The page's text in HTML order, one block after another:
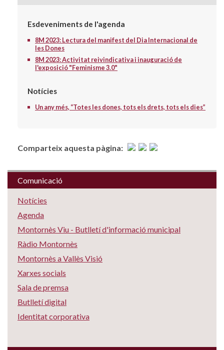
Esdeveniments de l'agenda
8M 2023: Lectura del manifest del Dia Internacional de
les Dones
8M 2023: Activitat reivindicativa i inauguració de
l'exposició "Feminisme 3.0"
Notícies
Un any més, “Totes les dones, tots els drets, tots els dies”
Comparteix aquesta pàgina:
Comunicació
Notícies
Agenda
Montornès Viu - Butlletí d'informació municipal
Ràdio Montornès
Montornès a Vallès Visió
Xarxes socials
Sala de premsa
Butlletí digital
Identitat corporativa